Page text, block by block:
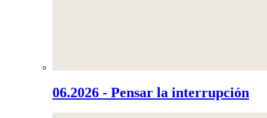
06.2026 - Pensar la interrupción